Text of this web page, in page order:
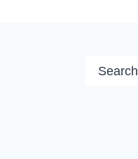
Search